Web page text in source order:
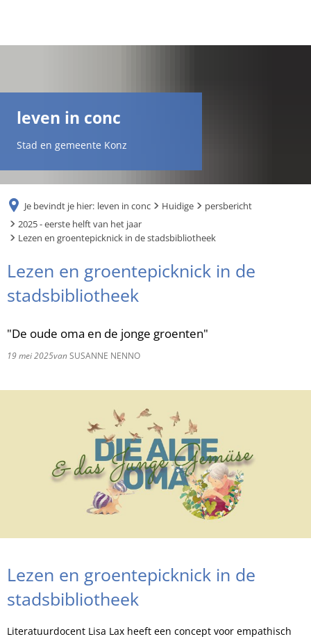
leven in conc
Stad en gemeente Konz
Je bevindt je hier: leven in conc Huidige
persbericht
2025 - eerste helft van het jaar
Lezen en groentepicknick in de stadsbibliotheek
Lezen en groentepicknick in de
stadsbibliotheek
"De oude oma en de jonge groenten"
19 mei 2025vanSUSANNE NENNO
Lezen en groentepicknick in de
stadsbibliotheek
Literatuurdocent Lisa Lax heeft een concept voor empathisch